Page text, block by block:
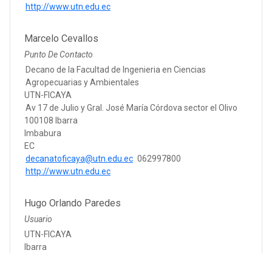
http://www.utn.edu.ec
Marcelo Cevallos
Punto De Contacto
Decano de la Facultad de Ingenieria en Ciencias
Agropecuarias y Ambientales
UTN-FICAYA
Av 17 de Julio y Gral. José María Córdova sector el Olivo
100108 Ibarra
Imbabura
EC
decanatoficaya@utn.edu.ec 062997800
http://www.utn.edu.ec
Hugo Orlando Paredes
Usuario
UTN-FICAYA
Ibarra